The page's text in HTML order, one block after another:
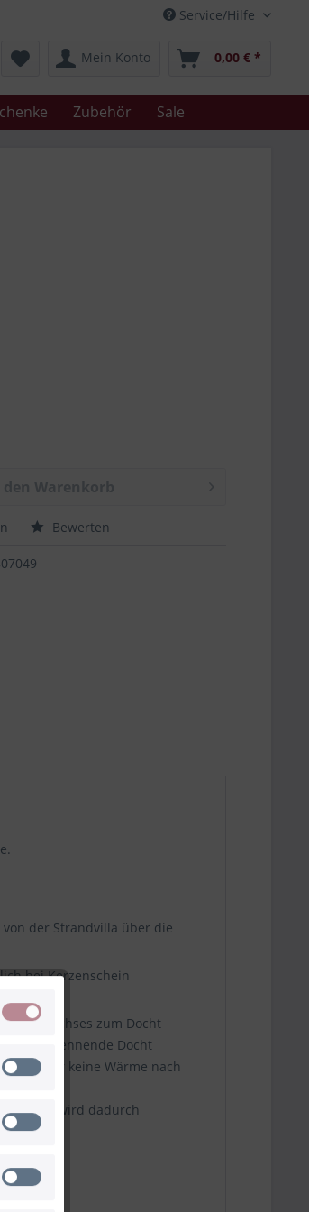
Service/Hilfe
Mein Konto 0,00 € *
Zubehör Sale
Bewerten
der Strandvilla über die
bei Kerzenschein
des Wachses zum Docht
Der brennende Docht
keine Wärme nach
Feuer wird dadurch